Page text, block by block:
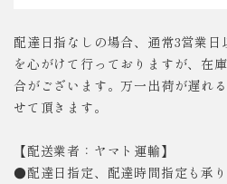
配達日指なしの場合、通常3営業
を心がけて行っておりますが、在
合がございます。万一出荷が遅れ
せて頂きます。
【配送業者：ヤマト運輸】
●配達日指定、配達時間指定も承り